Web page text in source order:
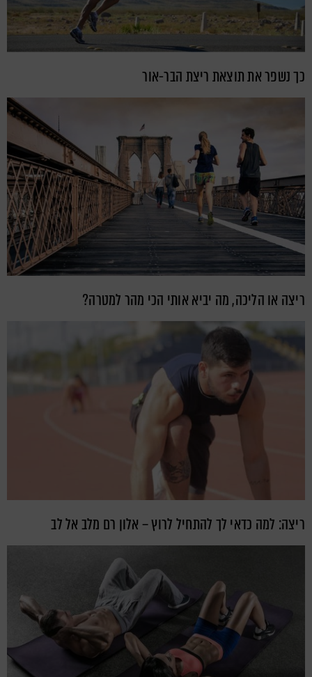
כך נשפר את תוצאת ריצת הבר-אור
ריצה או הליכה, מה יביא אותי הכי מהר למטרה?
ריצה: למה כדאי לך להתחיל לרוץ – אלון רם מלב אל לב